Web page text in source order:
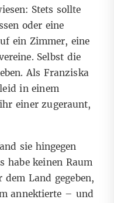
Stets sollte
oder eine
ein Zimmer, eine
Selbst die
Als Franziska
in einem
einer zugeraunt,
sie hingegen
habe keinen Raum
Land gegeben,
annektierte – und